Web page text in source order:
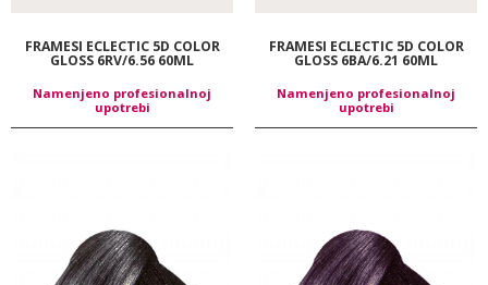
FRAMESI ECLECTIC 5D COLOR
GLOSS 6RV/6.56 60ML
Namenjeno profesionalnoj
upotrebi
FRAMESI ECLECTIC 5D COLOR
GLOSS 6BA/6.21 60ML
Namenjeno profesionalnoj
upotrebi